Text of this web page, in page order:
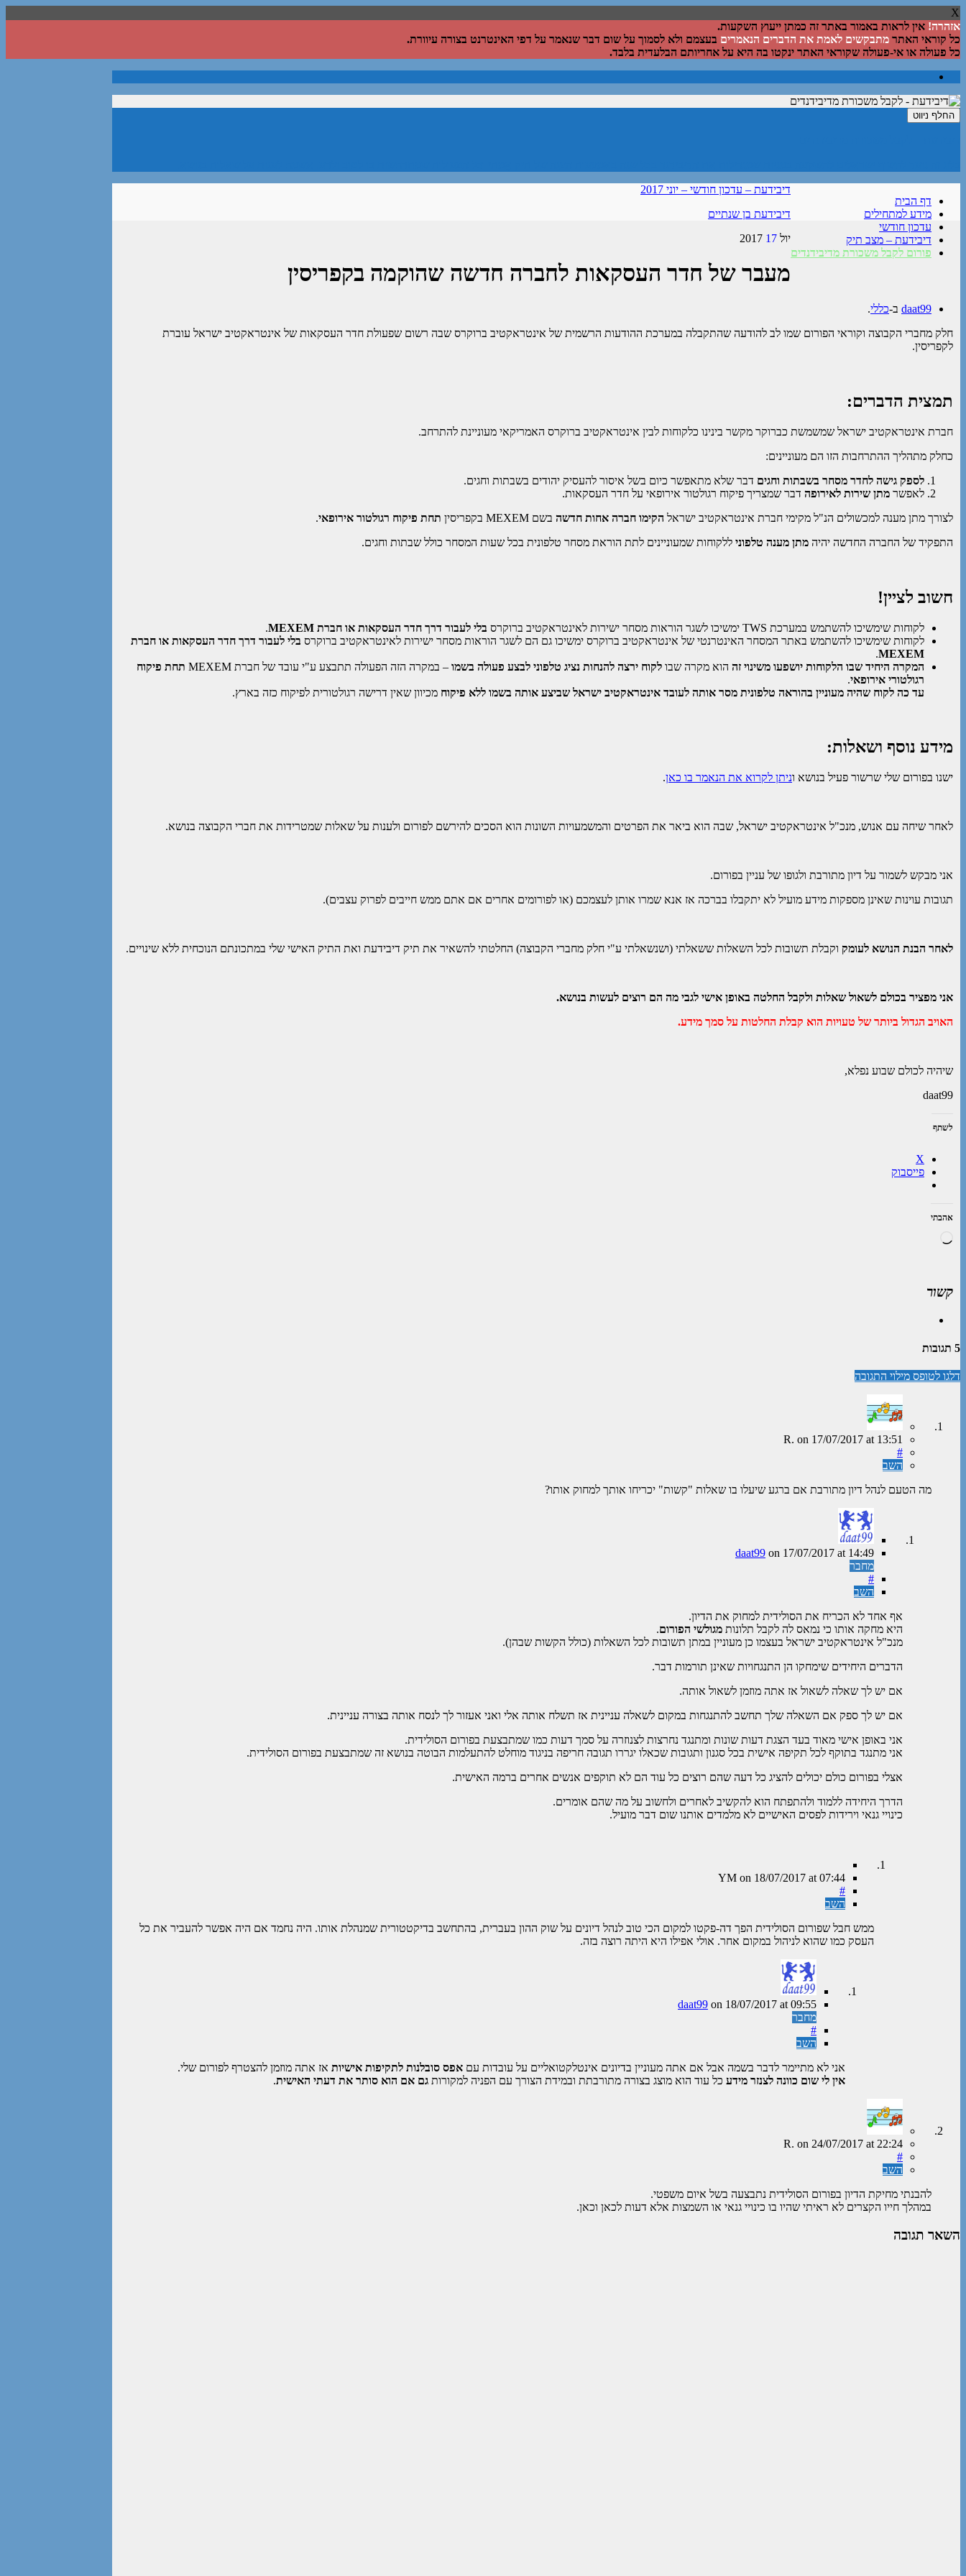
X
אזהרה! אין לראות באמור באתר זה כמתן ייעוץ השקעות.
כל קוראי האתר מתבקשים לאמת את הדברים הנאמרים בעצמם ולא לסמוך על שום דבר שנאמר על דפי האינטרנט בצורה עיוורת.
כל פעולה או אי-פעולה שקוראי האתר ינקטו בה היא על אחריותם הבלעדית בלבד.
החלף ניווט
דף הבית
מידע למתחילים
עדכון חודשי
דיבידעת – מצב תיק
פורום לקבל משכורת מדיבידנדים
דיבידעת – עדכון חודשי – יוני 2017
דיבידעת בן שנתיים
יול 17
2017
מעבר של חדר העסקאות לחברה חדשה שהוקמה בקפריסין
daat99 ב-כללי.
חלק מחברי הקבוצה וקוראי הפורום שמו לב להודעה שהתקבלה במערכת ההודעות הרשמית של אינטראקטיב ברוקרס שבה רשום שפעולת חדר העסקאות של אינטראקטיב ישראל עוברת
לקפריסין.
תמצית הדברים:
חברת אינטראקטיב ישראל שמשמשת כברוקר מקשר בינינו כלקוחות לבין אינטראקטיב ברוקרס האמריקאי מעוניינת להתרחב.
כחלק מתהליך ההתרחבות הזו הם מעוניינים:
לספק גישה לחדר מסחר בשבתות וחגים דבר שלא מתאפשר כיום בשל איסור להעסיק יהודים בשבתות וחגים.
לאפשר מתן שירות לאירופה דבר שמצריך פיקוח רגולטור אירופאי על חדר העסקאות.
לצורך מתן מענה למכשולים הנ"ל מקימי חברת אינטראקטיב ישראל הקימו חברה אחות חדשה בשם MEXEM בקפריסין תחת פיקוח רגולטור אירופאי.
התפקיד של החברה החדשה יהיה מתן מענה טלפוני ללקוחות שמעוניינים לתת הוראת מסחר טלפונית בכל שעות המסחר כולל שבתות וחגים.
חשוב לציין!
לקוחות שימשיכו להשתמש במערכת TWS ימשיכו לשגר הוראות מסחר ישירות לאינטראקטיב ברוקרס בלי לעבור דרך חדר העסקאות או חברת MEXEM
.
לקוחות שימשיכו להשתמש באתר המסחר האינטרנטי של אינטראקטיב ברוקרס ימשיכו גם הם לשגר הוראות מסחר ישירות לאינטראקטיב ברוקרס בלי לעבור דרך חדר העסקאות או חברת
MEXEM
.
המקרה היחיד שבו הלקוחות יושפעו משינוי זה הוא מקרה שבו לקוח ירצה להנחות נציג טלפוני לבצע פעולה בשמו – במקרה הזה הפעולה תתבצע ע"י עובד של חברת MEXEM
תחת פיקוח
רגולטורי אירופאי.
עד כה לקוח שהיה מעוניין בהוראה טלפונית מסר אותה לעובד אינטראקטיב ישראל שביצע אותה בשמו ללא פיקוח מכיוון שאין דרישה רגולטורית לפיקוח כזה בארץ.
מידע נוסף ושאלות:
ישנו בפורום שלי שרשור פעיל בנושא וניתן לקרוא את הנאמר בו כאן.
לאחר שיחה עם אנוש, מנכ"ל אינטראקטיב ישראל, שבה הוא ביאר את הפרטים והמשמעויות השונות הוא הסכים להירשם לפורום ולענות על שאלות שמטרידות את חברי הקבוצה בנושא.
אני מבקש לשמור על דיון מתורבת ולגופו של עניין בפורום.
תגובות עוינות שאינן מספקות מידע מועיל לא יתקבלו בברכה אז אנא שמרו אותן לעצמכם (או לפורומים אחרים אם אתם ממש חייבים לפרוק עצבים).
לאחר הבנת הנושא לעומק וקבלת תשובות לכל השאלות ששאלתי (ושנשאלתי ע"י חלק מחברי הקבוצה) החלטתי להשאיר את תיק דיבידעת ואת התיק האישי שלי במתכונתם הנוכחית ללא שינויים.
אני מפציר בכולם לשאול שאלות ולקבל החלטה באופן אישי לגבי מה הם רוצים לעשות בנושא.
האויב הגדול ביותר של טעויות הוא קבלת החלטות על סמך מידע.
שיהיה לכולם שבוע נפלא,
daat99
לשתף
X
פייסבוק
אהבתי
קשור
5 תגובות
דלגו לטופס מילוי התגובה
R. on 17/07/2017 at 13:51
#
השב
מה הטעם לנהל דיון מתורבת אם ברגע שיעלו בו שאלות "קשות" יכריחו אותך למחוק אותו?
daat99 on 17/07/2017 at 14:49
מחבר
#
השב
אף אחד לא הכריח את הסולידית למחוק את הדיון.
היא מחקה אותו כי נמאס לה לקבל תלונות מגולשי הפורום.
מנכ"ל אינטראקטיב ישראל בעצמו כן מעוניין במתן תשובות לכל השאלות (כולל הקשות שבהן).
הדברים היחידים שימחקו הן התנגחויות שאינן תורמות דבר.
אם יש לך שאלה לשאול אז אתה מוזמן לשאול אותה.
אם יש לך ספק אם השאלה שלך תחשב להתנגחות במקום לשאלה עניינית אז תשלח אותה אלי ואני אעזור לך לנסח אותה בצורה עניינית.
אני באופן אישי מאוד בעד הצגת דעות שונות ומתנגד נחרצות לצנוזרה על סמך דעות כמו שמתבצעת בפורום הסולידית.
אני מתנגד בתוקף לכל תקיפה אישית בכל סגנון ותגובות שכאלו יגררו תגובה חריפה בניגוד מוחלט להתעלמות הבוטה בנושא זה שמתבצעת בפורום הסולידית.
אצלי בפורום כולם יכולים להציג כל דעה שהם רוצים כל עוד הם לא תוקפים אנשים אחרים ברמה האישית.
הדרך היחידה ללמוד ולהתפתח הוא להקשיב לאחרים ולחשוב על מה שהם אומרים.
כינויי גנאי וירידות לפסים האישיים לא מלמדים אותנו שום דבר מועיל.
YM on 18/07/2017 at 07:44
#
השב
ממש חבל שפורום הסולידית הפך דה-פקטו למקום הכי טוב לנהל דיונים על שוק ההון בעברית, בהתחשב בדיקטטורית שמנהלת אותו. היה נחמד אם היה אפשר להעביר את כל
העסק כמו שהוא לניהול במקום אחר. אולי אפילו היא היתה רוצה בזה.
daat99 on 18/07/2017 at 09:55
מחבר
#
השב
אני לא מתיימר לדבר בשמה אבל אם אתה מעוניין בדיונים אינטלקטואליים על עובדות עם אפס סובלנות לתקיפות אישיות אז אתה מוזמן להצטרף לפורום שלי.
אין לי שום כוונה לצנזר מידע כל עוד הוא מוצג בצורה מתורבתת ובמידת הצורך עם הפניה למקורות גם אם הוא סותר את דעתי האישית.
R. on 24/07/2017 at 22:24
#
השב
להבנתי מחיקת הדיון בפורום הסולידית נתבצעה בשל איום משפטי.
במהלך חייו הקצרים לא ראיתי שהיו בו כינויי גנאי או השמצות אלא דעות לכאן וכאן.
השאר תגובה